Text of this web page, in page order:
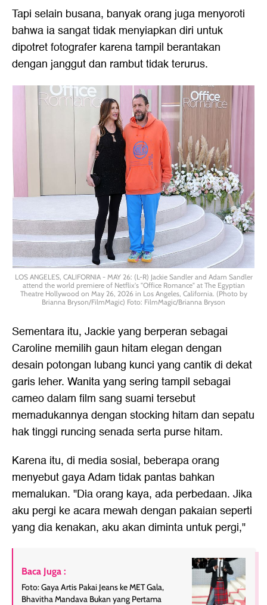
Tapi selain busana, banyak orang juga menyoroti
bahwa ia sangat tidak menyiapkan diri untuk
dipotret fotografer karena tampil berantakan
dengan janggut dan rambut tidak terurus.
LOS ANGELES, CALIFORNIA - MAY 26: (L-R) Jackie Sandler and Adam Sandler
attend the world premiere of Netflix's "Office Romance" at The Egyptian
Theatre Hollywood on May 26, 2026 in Los Angeles, California. (Photo by
Brianna Bryson/FilmMagic) Foto: FilmMagic/Brianna Bryson
Sementara itu, Jackie yang berperan sebagai
Caroline memilih gaun hitam elegan dengan
desain potongan lubang kunci yang cantik di dekat
garis leher. Wanita yang sering tampil sebagai
cameo dalam film sang suami tersebut
memadukannya dengan stocking hitam dan sepatu
hak tinggi runcing senada serta purse hitam.
Karena itu, di media sosial, beberapa orang
menyebut gaya Adam tidak pantas bahkan
memalukan. "Dia orang kaya, ada perbedaan. Jika
aku pergi ke acara mewah dengan pakaian seperti
yang dia kenakan, aku akan diminta untuk pergi,"
Baca Juga :
Foto: Gaya Artis Pakai Jeans ke MET Gala,
Bhavitha Mandava Bukan yang Pertama